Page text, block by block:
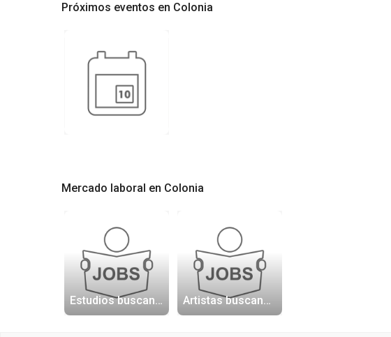
Próximos eventos en Colonia
Mercado laboral en Colonia
Estudios buscando artistas Artistas buscando trabajo